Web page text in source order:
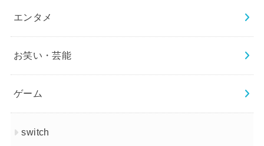
エンタメ
お笑い・芸能
ゲーム
switch